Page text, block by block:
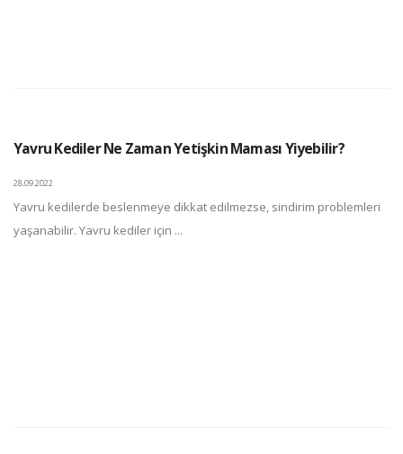
Yavru Kediler Ne Zaman Yetişkin Maması Yiyebilir?
28.09.2022
Yavru kedilerde beslenmeye dikkat edilmezse, sindirim problemleri
yaşanabilir. Yavru kediler için ...